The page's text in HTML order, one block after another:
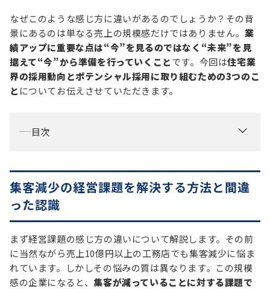
PGハウスについて
なぜこのような感じ方に違いがあるのでしょうか？その背
景にあるのは単なる売上の規模感だけではありません。業
績アップに重要な点は“今”を見るのではなく“未来”を見
据えて“今”から準備を行っていくことです。今回は住宅業
界の採用動向とポテンシャル採用に取り組むための3つのこ
と についてお伝えさせていただきます。
目次
集客減少の経営課題を解決する方法と間違
った認識
まず経営課題の感じ方の違いについて解説します。その前
に当然ながら売上10億円以上の工務店でも集客減少に悩ま
れています。しかしその悩みの質は異なります。この規模
感の企業になると、 集客が減っていることに対する課題で